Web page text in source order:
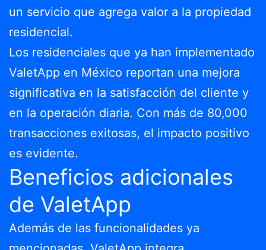
un servicio que agrega valor a la propiedad
residencial.
Los residenciales que ya han implementado
ValetApp en México reportan una mejora
significativa en la satisfacción del cliente y
en la operación diaria. Con más de 80,000
transacciones exitosas, el impacto positivo
es evidente.
Beneficios adicionales
de ValetApp
Además de las funcionalidades ya